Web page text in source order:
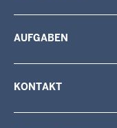
AUFGABEN
KONTAKT